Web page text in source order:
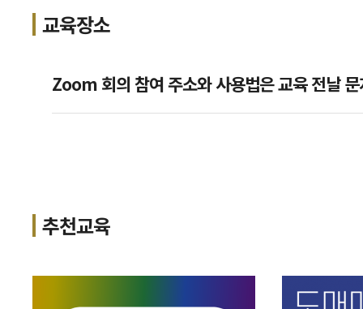
교육장소
Zoom 회의 참여 주소와 사용법은 교육 전날
추천교육